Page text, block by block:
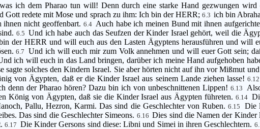
ich dem Pharao tun will! Denn durch eine starke Hand gezwungen wird
Gott redete mit Mose und sprach zu ihm: Ich bin der HERR;6.3 ich bin
nicht geoffenbart. 6.4 Auch habe ich meinen Bund mit ihnen
6.5 Und ich habe auch das Seufzen der Kinder Israel gehört, weil die
der HERR und will euch aus den Lasten Ägyptens herausführen und will
6.7
Und ich will euch mir zum Volk annehmen und will euer Gott sein;
ich will euch in das Land bringen, darüber ich meine Hand aufgehoben
sagte solches den Kindern Israel. Sie aber hörten nicht auf ihn vor Mißmut
von Ägypten, daß er die Kinder Israel aus seinem Lande ziehen lasse!6.12
denn der Pharao hören? Dazu bin ich von unbeschnittenen Lippen!6.13
König von Ägypten, daß sie die Kinder Israel aus Ägypten führeten.6.14
Pallu, Hezron, Karmi. Das sind die Geschlechter von Ruben.6.15
Die
Das sind die Geschlechter Simeons. 6.16 Dies sind die Namen der Kinder
6.17 Die Kinder Gersons sind diese: Libni und Simei in ihren Geschlechtern.